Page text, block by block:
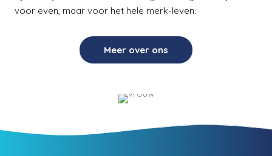
voor even, maar voor het hele merk-leven.
Meer over ons